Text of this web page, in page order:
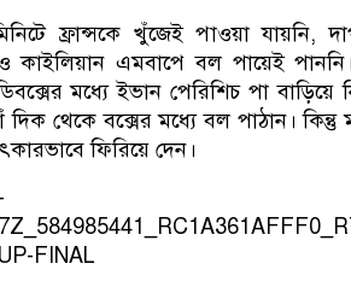
ফ্রান্সকে খুঁজেই পাওয়া যায়নি,
কাইলিয়ান এমবাপে বল পায়েই
মধ্যে ইভান পেরিশিচ পা বাড়িয়ে
দিক থেকে বক্সের মধ্যে বল পাঠান।
ফিরিয়ে দেন।